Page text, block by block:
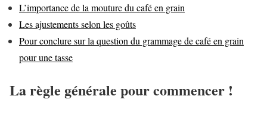
L’importance de la mouture du café en grain
Les ajustements selon les goûts
Pour conclure sur la question du grammage de café en grain
pour une tasse
La règle générale pour commencer !